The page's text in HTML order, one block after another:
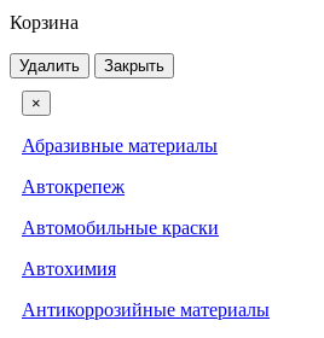
Корзина
Удалить Закрыть
×
Абразивные материалы
Автокрепеж
Автомобильные краски
Автохимия
Антикоррозийные материалы